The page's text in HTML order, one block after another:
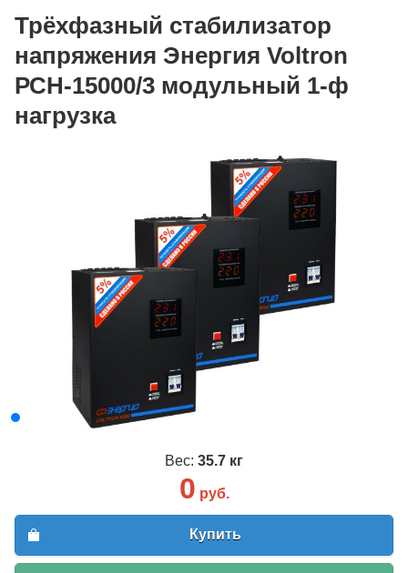
Трёхфазный стабилизатор
напряжения Энергия Voltron
РСН-15000/3 модульный 1-ф
нагрузка
Вес: 35.7 кг
0 руб.
Купить